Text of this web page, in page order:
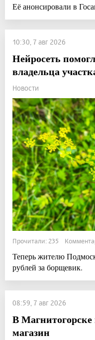
Её анонсировали в
10:30, 7 авг 2026
Нейросеть
владельца
Новости
Прочитали: 235
Теперь жителю
рублей за борщевик.
08:59, 7 авг 2026
В
магазин